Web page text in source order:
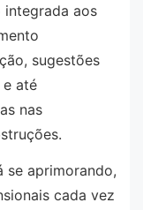
aos
sugestões
até
nas
se aprimorando,
cada vez